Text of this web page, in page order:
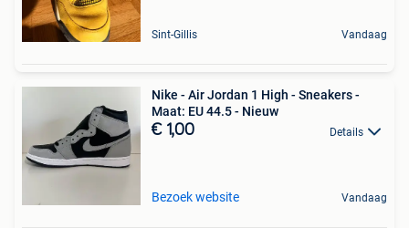
Sint-Gillis Vandaag
Nike - Air Jordan 1 High - Sneakers -
Maat: EU 44.5 - Nieuw
€ 1,00 Details
Bezoek website Vandaag